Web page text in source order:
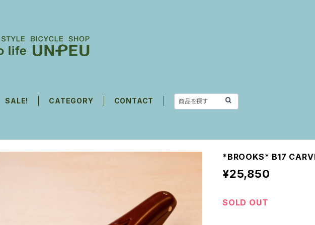
SALE! CATEGORY CONTACT
*BROOKS* B17
¥25,850
SOLD OUT